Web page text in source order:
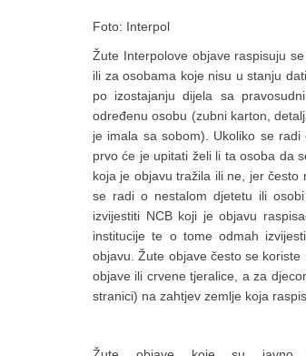
Foto: Interpol
Žute Interpolove objave raspisuju
ili za osobama koje nisu u stanju
po izostajanju dijela sa
određenu osobu (zubni karton,
je imala sa sobom). Ukoliko se
prvo će je upitati želi li ta osoba da
koja je objavu tražila ili ne, jer
se radi o nestalom djetetu ili
izvijestiti NCB koji je objavu
institucije te o tome odmah
objavu. Žute objave često se koriste
objave ili crvene tjeralice, a za
stranici) na zahtjev zemlje koja